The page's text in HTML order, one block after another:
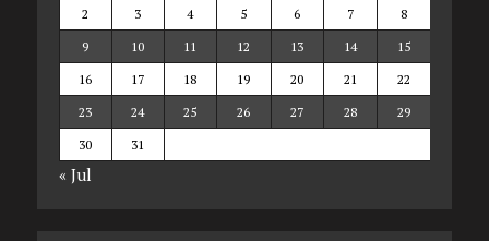
2
3 4 5 6 7
8
9
10 11 12 13 14
15
16
17 18 19 20 21
22
23
24 25 26 27 28
29
30
31
« Jul